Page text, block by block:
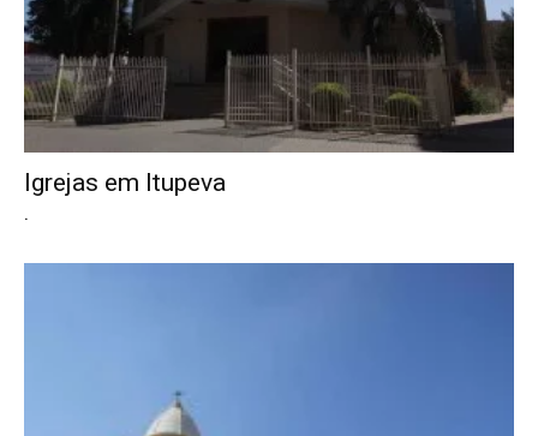
Igrejas em Itupeva
.